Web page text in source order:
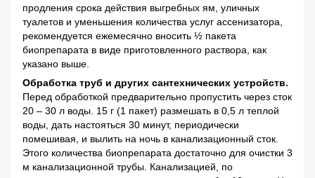
продления срока действия выгребных ям, уличных
туалетов и уменьшения количества услуг ассенизатора,
рекомендуется ежемесячно вносить ½ пакета
биопрепарата в виде приготовленного раствора, как
указано выше.
Обработка труб и других сантехнических устройств.
Перед обработкой предварительно пропустить через сток
20 – 30 л воды. 15 г (1 пакет) размешать в 0,5 л теплой
воды, дать настояться 30 минут, периодически
помешивая, и вылить на ночь в канализационный сток.
Этого количества биопрепарата достаточно для очистки 3
м канализационной трубы. Канализацией, по